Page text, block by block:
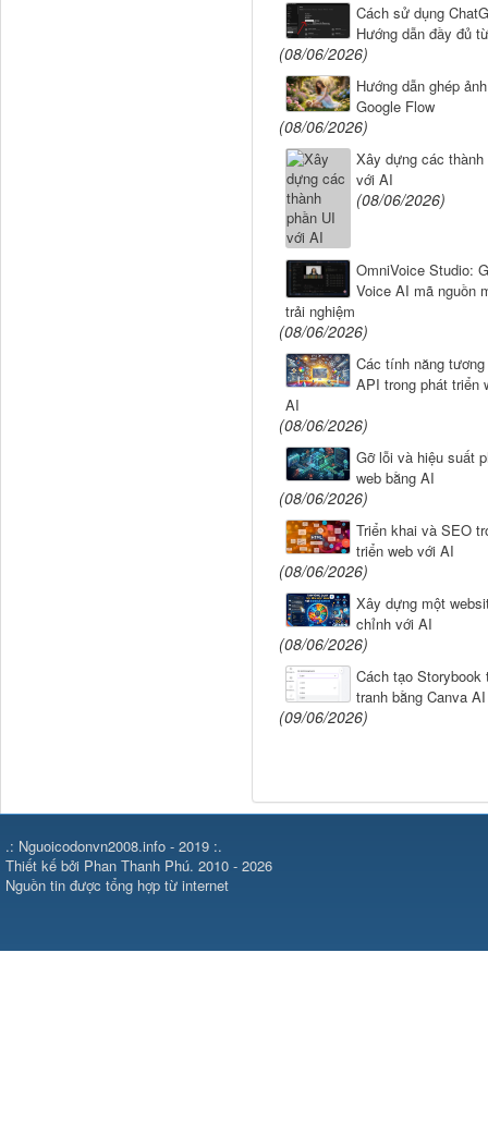
Cách sử dụng
Hướng dẫn đầy đủ
(08/06/2026)
Hướng dẫn ghép
Google Flow
(08/06/2026)
Xây dựng các thành
với AI
(08/06/2026)
OmniVoice Studio:
Voice AI mã nguồn
trải nghiệm
(08/06/2026)
Các tính năng
API trong phát triển
AI
(08/06/2026)
Gỡ lỗi và hiệu suất
web bằng AI
(08/06/2026)
Triển khai và SEO
triển web với AI
(08/06/2026)
Xây dựng một
chỉnh với AI
(08/06/2026)
Cách tạo Storybook
tranh bằng Canva AI
(09/06/2026)
.: Nguoicodonvn2008.info - 2019 :.
Thiết kế bởi Phan Thanh Phú. 2010 - 2026
Nguồn tin được tổng hợp từ internet